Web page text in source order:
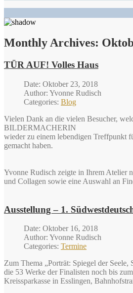
Monthly Archives:
TÜR AUF! Volles Haus
Date: Oktober 23, 2018
Author: Yvonne Rudisch
Categories: Blog
Vielen Dank an die vielen Besucher,
BILDERMACHERIN
wieder zu einem lebendigen Treffpunkt
gemacht haben.
Yvonne Rudisch zeigte in Ihrem Atelier
und Collagen sowie eine Auswahl an
Ausstellung – 1.
Date: Oktober 16, 2018
Author: Yvonne Rudisch
Categories: Termine
Zum Thema „Porträt: Spiegel der Seele,
die 53 Werke der Finalisten noch bis
Kreissparkasse in Esslingen,